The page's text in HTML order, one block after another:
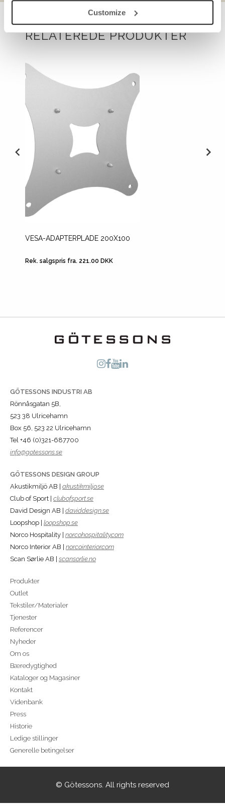
Customize
RELATEREDE PRODUKTER
VESA-ADAPTERPLADE 200X100
Rek. salgspris fra. 221.00 DKK
GÖTESSONS INDUSTRI AB
Rönnåsgatan 5B,
523 38 Ulricehamn
Box 56, 523 22 Ulricehamn
Tel +46 (0)321-687700
info@gotessons.se
GÖTESSONS DESIGN GROUP
Akustikmiljö AB | akustikmiljo.se
Club of Sport | clubofsport.se
David Design AB | daviddesign.se
Loopshop | loopshop.se
Norco Hospitality | norcohospitality.com
Norco Interior AB | norcointerior.com
Scan Sørlie AB | scansorlie.no
Produkter
Outlet
Tekstiler/Materialer
Tjenester
Referencer
Nyheder
Om os
Bæredygtighed
Kataloger og Magasiner
Kontakt
Videnbank
Press
Historie
Ledige stillinger
Generelle betingelser
© Götessons. All rights reserved